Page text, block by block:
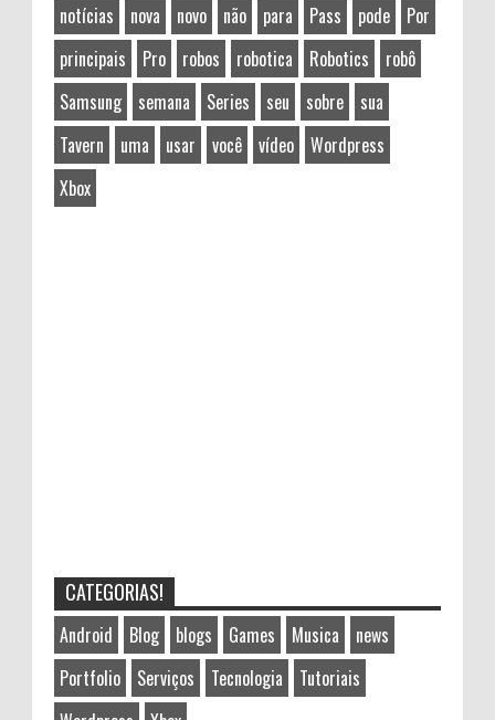
notícias
nova novo não para Pass pode
Por
principais
Pro robos robotica Robotics
robô
Samsung
semana Series seu sobre
sua
Tavern
uma usar você vídeo
Wordpress
Xbox
CATEGORIAS!
Android Blog blogs Games Musica
news
Portfolio
Serviços Tecnologia
Tutoriais